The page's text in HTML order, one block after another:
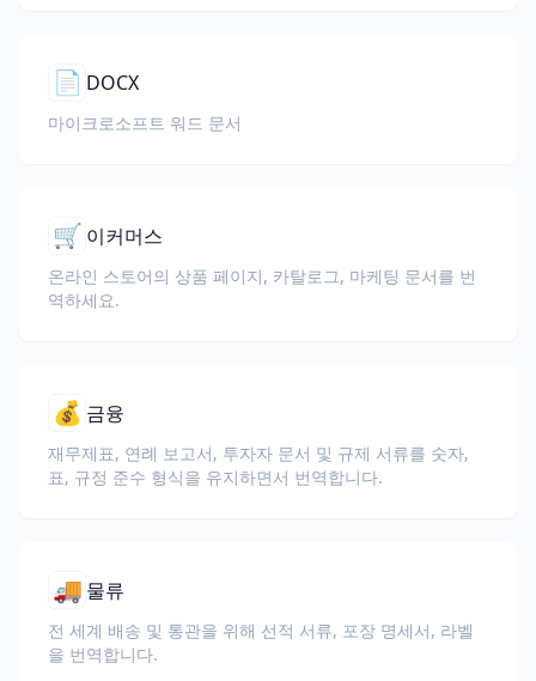
📄 DOCX
마이크로소프트 워드 문서
🛒 이커머스
온라인 스토어의 상품 페이지, 카탈로그, 마케팅 문서를 번
역하세요.
💰 금융
재무제표, 연례 보고서, 투자자 문서 및 규제 서류를 숫자,
표, 규정 준수 형식을 유지하면서 번역합니다.
🚚 물류
전 세계 배송 및 통관을 위해 선적 서류, 포장 명세서, 라벨
을 번역합니다.